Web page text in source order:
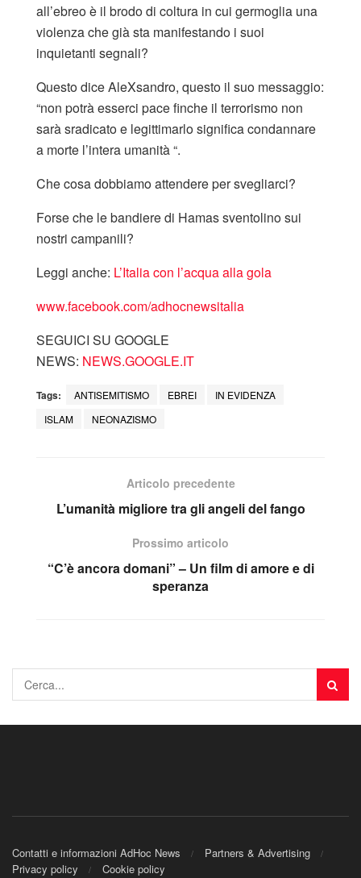
all’ebreo è il brodo di coltura in cui germoglia una
violenza che già sta manifestando i suoi
inquietanti segnali?
Questo dice AleXsandro, questo il suo messaggio:
“non potrà esserci pace finche il terrorismo non
sarà sradicato e legittimarlo significa condannare
a morte l’intera umanità “.
Che cosa dobbiamo attendere per svegliarci?
Forse che le bandiere di Hamas sventolino sui
nostri campanili?
Leggi anche: L’Italia con l’acqua alla gola
www.facebook.com/adhocnewsitalia
SEGUICI SU GOOGLE
NEWS: NEWS.GOOGLE.IT
Tags: ANTISEMITISMO EBREI
IN EVIDENZA
ISLAM
NEONAZISMO
Articolo precedente
L’umanità migliore tra gli angeli del fango
Prossimo articolo
“C’è ancora domani” – Un film di amore e di
speranza
Contatti e informazioni AdHoc News
Partners & Advertising
Privacy policy
Cookie policy